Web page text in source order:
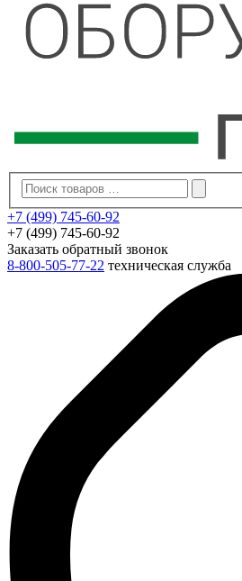
+7 (499) 745-60-92
+7 (499) 745-60-92
Заказать обратный звонок
8-800-505-77-22 техническая служба